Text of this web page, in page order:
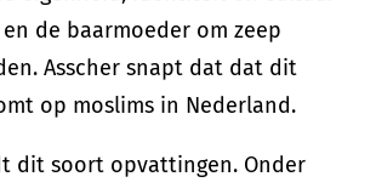
de baarmoeder om zeep
Asscher snapt dat dat dit
op moslims in Nederland.
dit soort opvattingen. Onder